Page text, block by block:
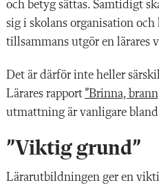
och betyg sättas. Samtidigt
sig i skolans organisation och
tillsammans utgör en lärares
Det är därför inte heller
Lärares rapport ”Brinna,
utmattning är vanligare
”Viktig grund”
Lärarutbildningen ger en